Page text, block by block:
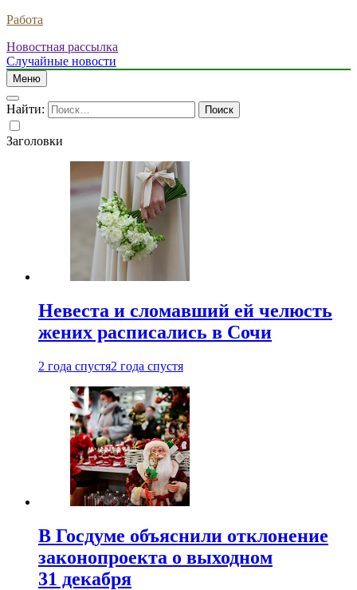
Работа
Новостная рассылка
Случайные новости
Меню
Найти:
Заголовки
Невеста и сломавший ей челюсть
жених расписались в Сочи
2 года спустя2 года спустя
В Госдуме объяснили отклонение
законопроекта о выходном
31 декабря